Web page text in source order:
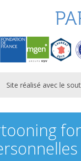
Site réalisé avec le